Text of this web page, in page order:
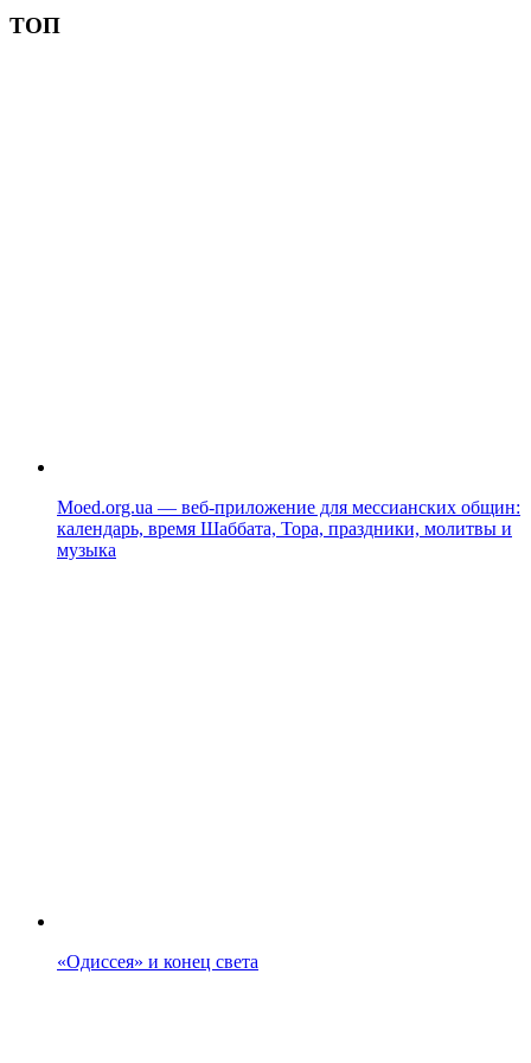
ТОП
Moed.org.ua — веб-приложение для мессианских общин:
календарь, время Шаббата, Тора, праздники, молитвы и
музыка
«Одиссея» и конец света